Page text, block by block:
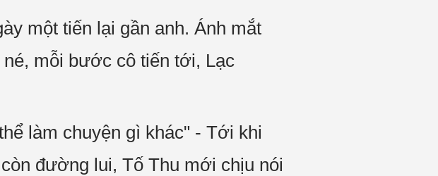
một tiến lại gần anh. Ánh mắt
mỗi bước cô tiến tới, Lạc
làm chuyện gì khác" - Tới khi
đường lui, Tố Thu mới chịu nói